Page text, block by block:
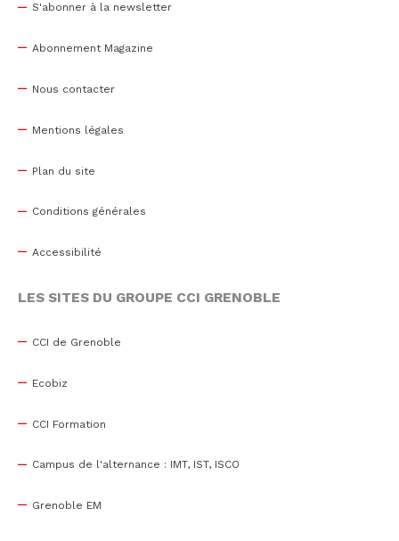
S'abonner à la newsletter
Abonnement Magazine
Nous contacter
Mentions légales
Plan du site
Conditions générales
Accessibilité
LES SITES DU GROUPE CCI GRENOBLE
CCI de Grenoble
Ecobiz
CCI Formation
Campus de l'alternance : IMT, IST, ISCO
Grenoble EM